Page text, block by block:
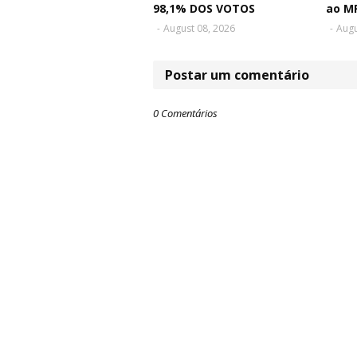
98,1% DOS VOTOS
- August 08, 2026
ao
-
Postar um comentário
0 Comentários